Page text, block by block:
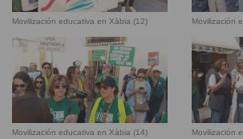
Movilización educativa en Xàbia (12) Movilización
Movilización educativa en Xàbia (14) Movilización